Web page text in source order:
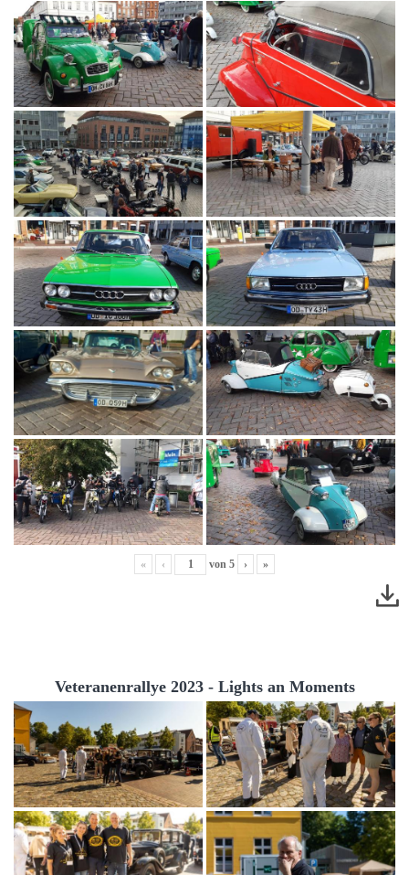
« ‹ von 5 › »
Veteranenrallye 2023 - Lights an Moments